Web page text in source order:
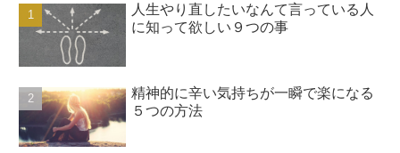
人生やり直したいなんて言っている人
に知って欲しい９つの事
精神的に辛い気持ちが一瞬で楽になる
５つの方法